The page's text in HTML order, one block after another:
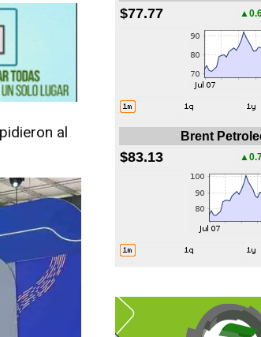
al
$77.77
Brent
$83.13